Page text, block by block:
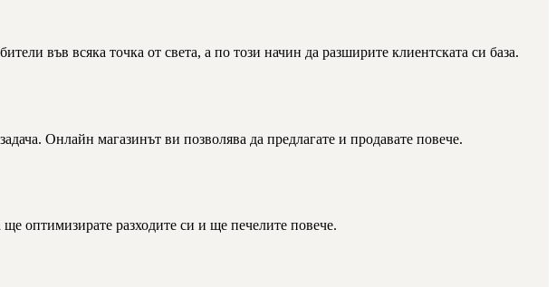
във всяка точка от света, а по този начин да разширите клиентската си база.
Онлайн магазинът ви позволява да предлагате и продавате повече.
оптимизирате разходите си и ще печелите повече.